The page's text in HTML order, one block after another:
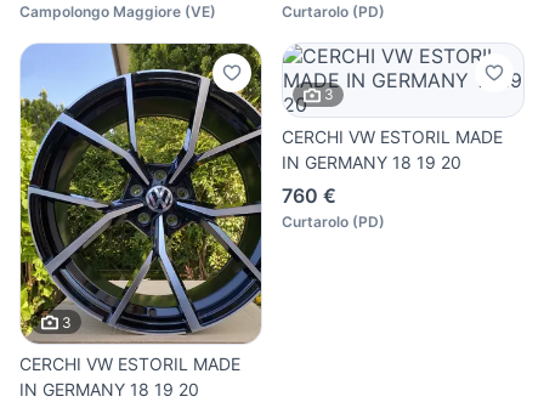
Campolongo Maggiore (VE) Curtarolo (PD)
3
CERCHI VW ESTORIL MADE
IN GERMANY 18 19 20
3
CERCHI VW ESTORIL MADE
IN GERMANY 18 19 20
760 €
Curtarolo (PD)